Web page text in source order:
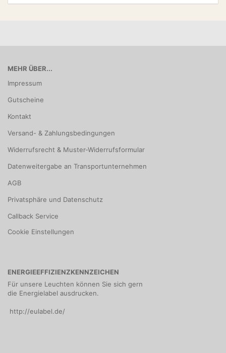
MEHR ÜBER...
Impressum
Gutscheine
Kontakt
Versand- & Zahlungsbedingungen
Widerrufsrecht & Muster-Widerrufsformular
Datenweitergabe an Transportunternehmen
AGB
Privatsphäre und Datenschutz
Callback Service
Cookie Einstellungen
ENERGIEEFFIZIENZKENNZEICHEN
Für unsere Leuchten können Sie sich gern
die Energielabel ausdrucken.
http://eulabel.de/